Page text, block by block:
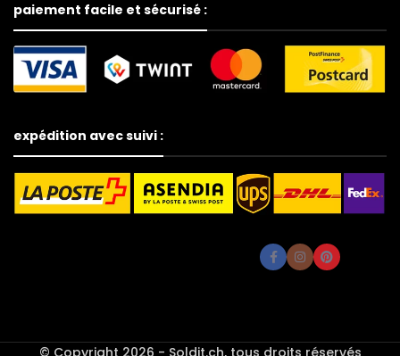
paiement facile et sécurisé :
expédition avec suivi :